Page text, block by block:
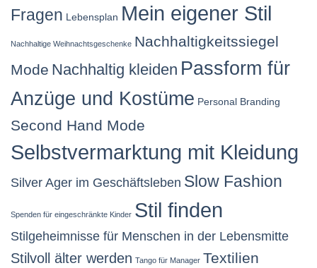
Fragen Lebensplan Mein eigener Stil
Nachhaltige Weihnachtsgeschenke Nachhaltigkeitssiegel
Mode Nachhaltig kleiden Passform für
Anzüge und Kostüme Personal Branding
Second Hand Mode
Selbstvermarktung mit Kleidung
Silver Ager im Geschäftsleben Slow Fashion
Spenden für eingeschränkte Kinder Stil finden
Stilgeheimnisse für Menschen in der Lebensmitte
Stilvoll älter werden Tango für Manager Textilien